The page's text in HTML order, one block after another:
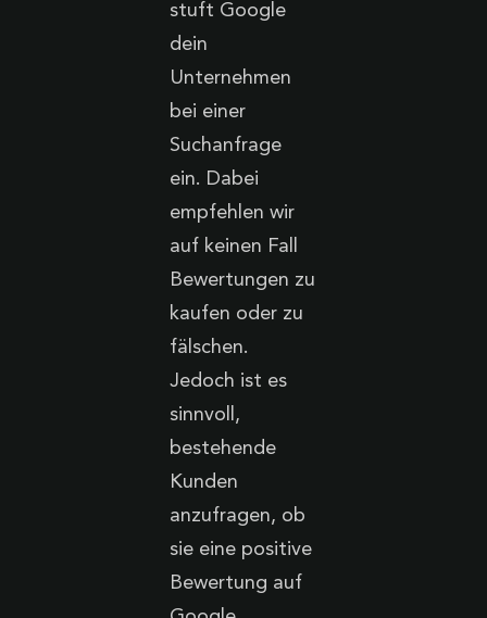
stuft Google
dein
Unternehmen
bei einer
Suchanfrage
ein. Dabei
empfehlen wir
auf keinen Fall
Bewertungen zu
kaufen oder zu
fälschen.
Jedoch ist es
sinnvoll,
bestehende
Kunden
anzufragen, ob
sie eine positive
Bewertung auf